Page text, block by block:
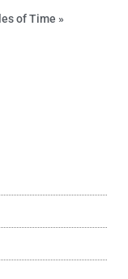
of Time »